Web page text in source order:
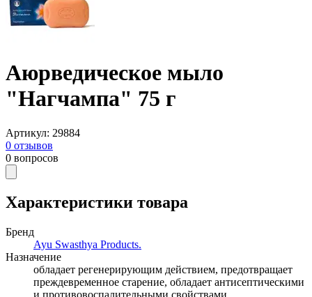
Аюрведическое мыло
"Нагчампа" 75 г
Артикул: 29884
0 отзывов
0 вопросов
Характеристики товара
Бренд
Ayu Swasthya Products.
Назначение
обладает регенерирующим действием, предотвращает
преждевременное старение, обладает антисептическими
и противовоспалительными свойствами